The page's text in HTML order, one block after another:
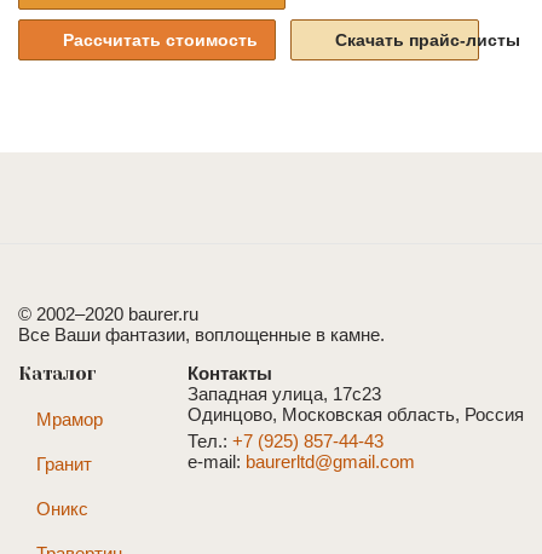
Рассчитать стоимость Скачать прайс-листы
© 2002–2020 baurer.ru
Все Ваши фантазии, воплощенные в камне.
Контакты
Западная улица, 17с23
Одинцово, Московская область, Россия
Тел.: +7 (925) 857-44-43
e-mail: baurerltd@gmail.com
Каталог
Мрамор
Гранит
Оникс